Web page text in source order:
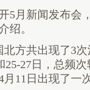
月新闻发布会
绍。
方共出现了3次
25-27日，总频
11日出现了一